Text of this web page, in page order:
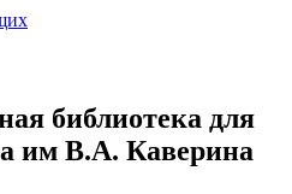
библиотека для
им В.А. Каверина